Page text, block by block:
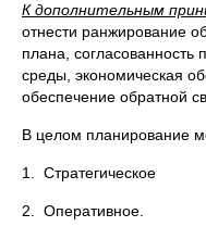
К дополнительным
отнести ранжирование
плана,
среды, экономическая
обеспечение обратной
В целом планирование
1. Стратегическое
2. Оперативное.